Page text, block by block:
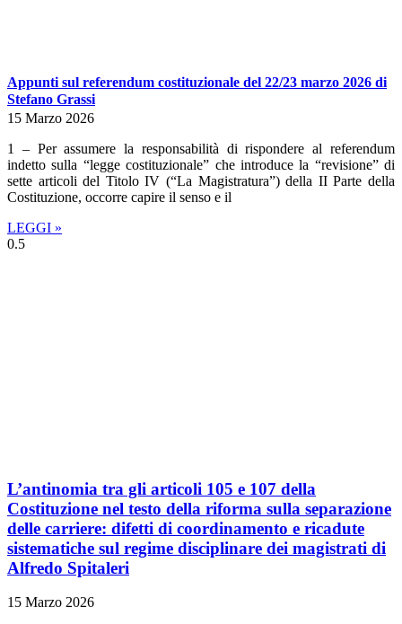
Appunti sul referendum costituzionale del 22/23 marzo 2026 di
Stefano Grassi
15 Marzo 2026
1 – Per assumere la responsabilità di rispondere al referendum
indetto sulla “legge costituzionale” che introduce la “revisione” di
sette articoli del Titolo IV (“La Magistratura”) della II Parte della
Costituzione, occorre capire il senso e il
LEGGI »
L’antinomia tra gli articoli 105 e 107 della
Costituzione nel testo della riforma sulla separazione
delle carriere: difetti di coordinamento e ricadute
sistematiche sul regime disciplinare dei magistrati di
Alfredo Spitaleri
15 Marzo 2026